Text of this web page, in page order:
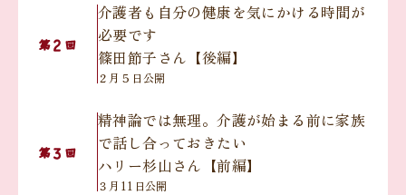
第２ 回
介護者も自分の健康を気にかける時間が
必要です
篠田節子さん【後編】
２月５日公開
第３ 回
精神論では無理。介護が始まる前に家族
で話し合っておきたい
ハリー杉山さん【前編】
３月11日公開